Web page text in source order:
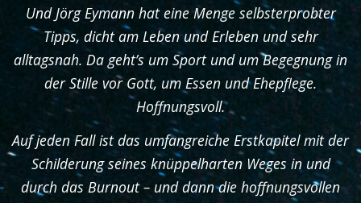
Und Jörg Eymann hat eine Menge selbsterprobter
Tipps, dicht am Leben und Erleben und sehr
alltagsnah. Da geht’s um Sport und um Begegnung in
der Stille vor Gott, um Essen und Ehepflege.
Hoffnungsvoll.
Auf jeden Fall ist das umfangreiche Erstkapitel mit der
Schilderung seines knüppelharten Weges in und
durch das Burnout – und dann die hoffnungsvollen